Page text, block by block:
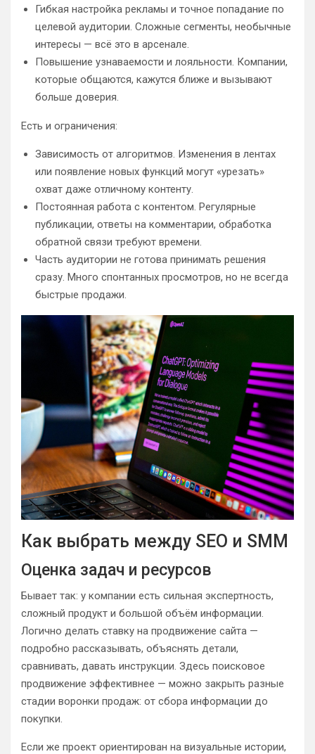
Гибкая настройка рекламы и точное попадание по
целевой аудитории. Сложные сегменты, необычные
интересы — всё это в арсенале.
Повышение узнаваемости и лояльности. Компании,
которые общаются, кажутся ближе и вызывают
больше доверия.
Есть и ограничения:
Зависимость от алгоритмов. Изменения в лентах
или появление новых функций могут «урезать»
охват даже отличному контенту.
Постоянная работа с контентом. Регулярные
публикации, ответы на комментарии, обработка
обратной связи требуют времени.
Часть аудитории не готова принимать решения
сразу. Много спонтанных просмотров, но не всегда
быстрые продажи.
Как выбрать между SEO и SMM
Оценка задач и ресурсов
Бывает так: у компании есть сильная экспертность,
сложный продукт и большой объём информации.
Логично делать ставку на продвижение сайта —
подробно рассказывать, объяснять детали,
сравнивать, давать инструкции. Здесь поисковое
продвижение эффективнее — можно закрыть разные
стадии воронки продаж: от сбора информации до
покупки.
Если же проект ориентирован на визуальные истории,